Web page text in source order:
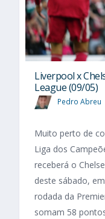
Liverpool x
League (09/05)
Pedro Abreu
Muito perto de
Liga dos
receberá o
deste sábado,
rodada da
somam 58